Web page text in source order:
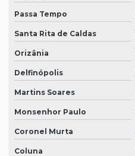
Passa Tempo
Santa Rita de Caldas
Orizânia
Delfinópolis
Martins Soares
Monsenhor Paulo
Coronel Murta
Coluna